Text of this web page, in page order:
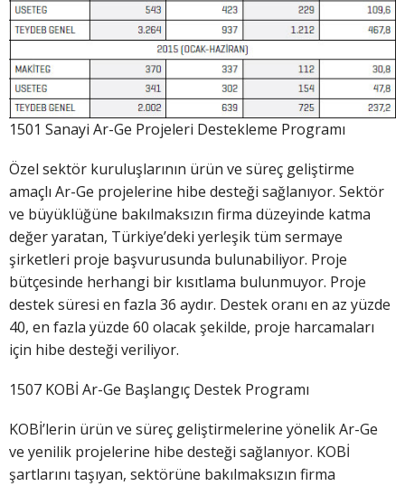
1501 Sanayi Ar-Ge Projeleri Destekleme Programı
Özel sektör kuruluşlarının ürün ve süreç geliştirme
amaçlı Ar-Ge projelerine hibe desteği sağlanıyor. Sektör
ve büyüklüğüne bakılmaksızın firma düzeyinde katma
değer yaratan, Türkiye’deki yerleşik tüm sermaye
şirketleri proje başvurusunda bulunabiliyor. Proje
bütçesinde herhangi bir kısıtlama bulunmuyor. Proje
destek süresi en fazla 36 aydır. Destek oranı en az yüzde
40, en fazla yüzde 60 olacak şekilde, proje harcamaları
için hibe desteği veriliyor.
1507 KOBİ Ar-Ge Başlangıç Destek Programı
KOBİ’lerin ürün ve süreç geliştirmelerine yönelik Ar-Ge
ve yenilik projelerine hibe desteği sağlanıyor. KOBİ
şartlarını taşıyan, sektörüne bakılmaksızın firma